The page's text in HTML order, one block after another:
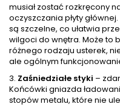
musiał zostać rozkręcony
oczyszczania płyty
są szczelne, co ułatwia
wilgoci do wnętra. Może to
różnego rodzaju usterek,
ale ogólnym
3. Zaśniedziałe styki –
Końcówki gniazda
stopów metalu, które nie